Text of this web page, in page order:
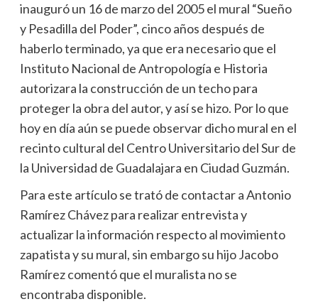
inauguró un 16 de marzo del 2005 el mural “Sueño
y Pesadilla del Poder”, cinco años después de
haberlo terminado, ya que era necesario que el
Instituto Nacional de Antropología e Historia
autorizara la construcción de un techo para
proteger la obra del autor, y así se hizo. Por lo que
hoy en día aún se puede observar dicho mural en el
recinto cultural del Centro Universitario del Sur de
la Universidad de Guadalajara en Ciudad Guzmán.
Para este artículo se trató de contactar a Antonio
Ramírez Chávez para realizar entrevista y
actualizar la información respecto al movimiento
zapatista y su mural, sin embargo su hijo Jacobo
Ramírez comentó que el muralista no se
encontraba disponible.